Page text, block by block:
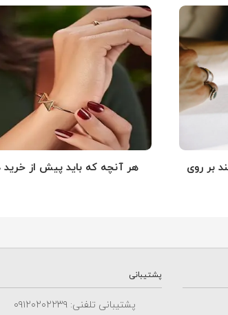
بر روی
هر آنچه که باید پیش از خرید
پشتیبانی
پشتیبانی تلفنی: ٠٩١٢٠٢٠٢٢٣٩